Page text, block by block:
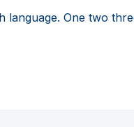
language. One two